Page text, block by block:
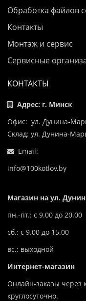
Обработка файлов
Контакты
Монтаж и сервис
Сервисные
КОНТАКТЫ
Адрес: г. Минск
Офис: ул. Дунина-
Склад: ул. Дунина-
Email:
info@100kotlov.by
Магазин на ул.
пн.-пт.: с 9.00 до 20.00
сб.: с 9.00 до 15.00
вс.: выходной
Интернет-магазин
Онлайн-заказы через
круглосуточно.